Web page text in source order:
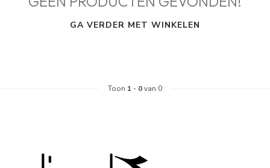
GA VERDER MET WINKELEN
Toon 1 - 0van 0